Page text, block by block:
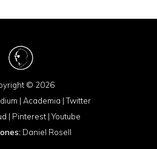
© 2026
| Academia |Twitter
| Pinterest|Youtube
Daniel Rosell